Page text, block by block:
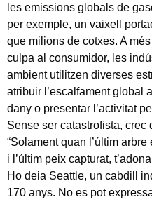
les emissions globals de
per exemple, un vaixell
que milions de cotxes. A
culpa al consumidor, les
ambient utilitzen diverses
atribuir l’escalfament global
dany o presentar l’activitat
Sense ser catastrofista, crec
“Solament quan l’últim
i l’últim peix capturat,
Ho deia Seattle, un cabdill
170 anys. No es pot